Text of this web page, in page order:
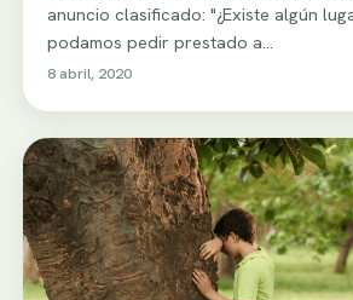
anuncio clasificado: "¿Existe algún
podamos pedir prestado a…
8 abril, 2020